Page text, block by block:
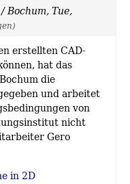
Bochum,Tue,
erstellten CAD-
hat das
die
und arbeitet
von
nicht
Gero
in 2D